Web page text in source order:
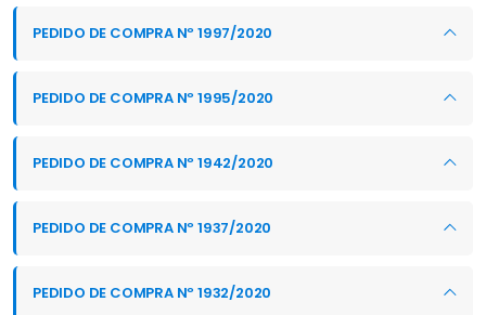
PEDIDO DE COMPRA Nº 1997/2020
PEDIDO DE COMPRA Nº 1995/2020
PEDIDO DE COMPRA Nº 1942/2020
PEDIDO DE COMPRA Nº 1937/2020
PEDIDO DE COMPRA Nº 1932/2020